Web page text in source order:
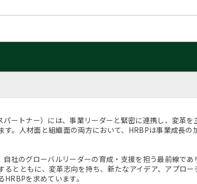
ートナー）には、事業リーダーと緊密に連携し、変革
す。人材面と組織面の両方において、HRBPは事業成長の
社のグローバルリーダーの育成・支援を担う最前線で
るとともに、変革志向を持ち、新たなアイデア、アプロ
を求めています。